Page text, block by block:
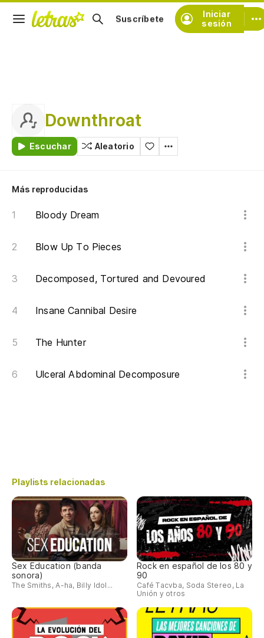
Iniciar
sesión
Suscríbete
Downthroat
Escuchar Aleatorio
Más reproducidas
Bloody Dream
Blow Up To Pieces
Decomposed, Tortured and Devoured
Insane Cannibal Desire
The Hunter
Ulceral Abdominal Decomposure
Playlists relacionadas
Sex Education (banda
sonora)
The Smiths, A-ha, Billy Idol...
Rock en español de los 80 y
90
Café Tacvba, Soda Stereo, La
Unión y otros